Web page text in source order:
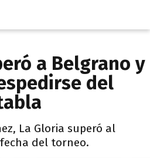
a Belgrano y
del
La Gloria superó al
del torneo.